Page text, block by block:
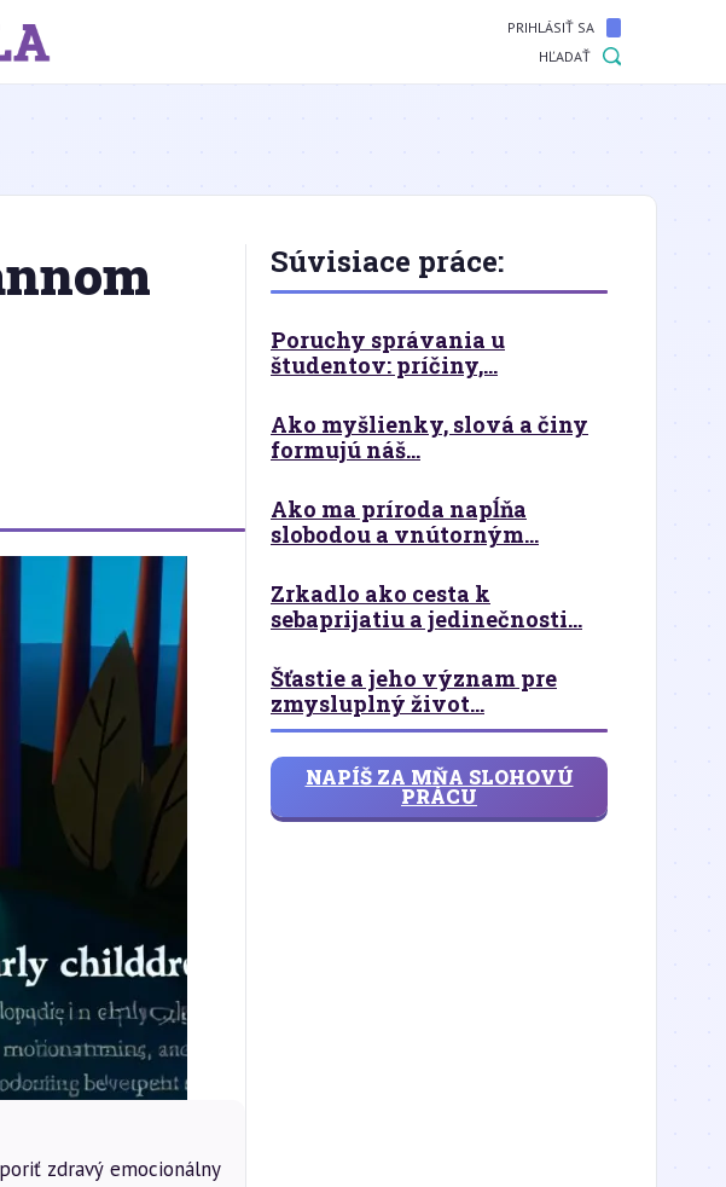
PRIHLÁSIŤ SA
HĽADAŤ
zdravý emocionálny
Súvisiace práce:
Poruchy správania u
študentov: príčiny,...
Ako myšlienky, slová a činy
formujú náš...
Ako ma príroda napĺňa
slobodou a vnútorným...
Zrkadlo ako cesta k
sebaprijatiu a jedinečnosti...
Šťastie a jeho význam pre
zmysluplný život...
NAPÍŠ ZA MŇA SLOHOVÚ
PRÁCU